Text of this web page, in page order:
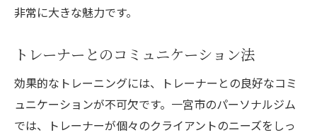
非常に大きな魅力です。
トレーナーとのコミュニケーション法
効果的なトレーニングには、トレーナーとの良好なコミ
ュニケーションが不可欠です。一宮市のパーソナルジム
では、トレーナーが個々のクライアントのニーズをしっ